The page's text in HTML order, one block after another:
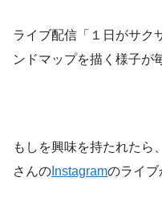
ライブ配信「１日がサク
ンドマップを描く様子が
もしを興味を持たれたら
さんの Instagramのライブ